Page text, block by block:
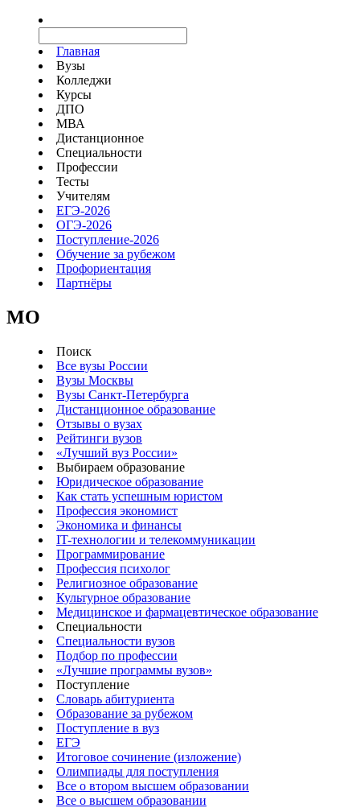
Главная
Вузы
Колледжи
Курсы
ДПО
МВА
Дистанционное
Специальности
Профессии
Тесты
Учителям
ЕГЭ-2026
ОГЭ-2026
Поступление-2026
Обучение за рубежом
Профориентация
Партнёры
MO
Поиск
Все вузы России
Вузы Москвы
Вузы Санкт-Петербурга
Дистанционное образование
Отзывы о вузах
Рейтинги вузов
«Лучший вуз России»
Выбираем образование
Юридическое образование
Как стать успешным юристом
Профессия экономист
Экономика и финансы
IT-технологии и телекоммуникации
Программирование
Профессия психолог
Религиозное образование
Культурное образование
Медицинское и фармацевтическое образование
Специальности
Специальности вузов
Подбор по профессии
«Лучшие программы вузов»
Поступление
Словарь абитуриента
Образование за рубежом
Поступление в вуз
ЕГЭ
Итоговое сочинение (изложение)
Олимпиады для поступления
Все о втором высшем образовании
Все о высшем образовании